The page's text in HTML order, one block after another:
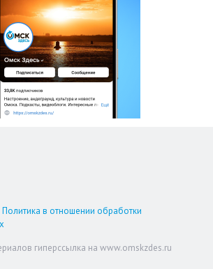
Политика в отношении обработки
гиперссылка на www.omskzdes.ru